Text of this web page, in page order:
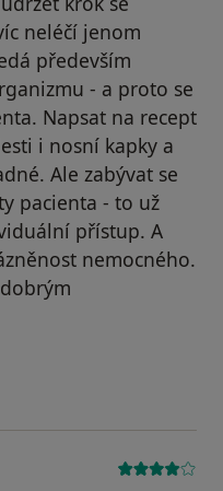
neléčí jenom
především
- a proto se
Napsat na recept
i nosní kapky a
Ale zabývat se
pacienta - to už
přístup. A
nemocného.
Pacient